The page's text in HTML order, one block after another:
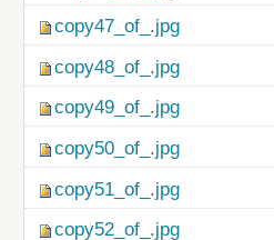
copy47_of_.jpg
copy48_of_.jpg
copy49_of_.jpg
copy50_of_.jpg
copy51_of_.jpg
copy52_of_.jpg